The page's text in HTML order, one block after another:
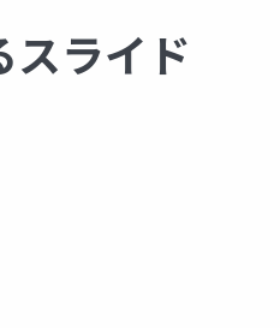
ライド